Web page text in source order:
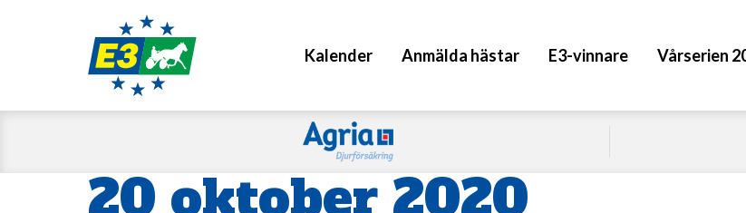
Kalender Anmälda hästar E3-vinnare Vårserien
20 oktober 2020